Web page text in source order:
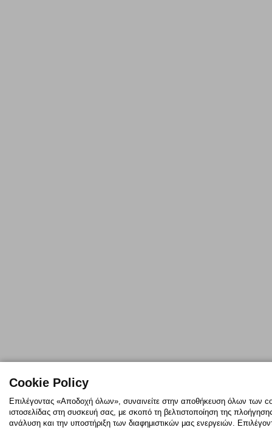
Cookie Policy
Επιλέγοντας «Αποδοχή όλων», συναινείτε στην αποθήκευση όλων των
ιστοσελίδας στη συσκευή σας, με σκοπό τη βελτιστοποίηση της
ανάλυση και την υποστήριξη των διαφημιστικών μας ενεργειών.